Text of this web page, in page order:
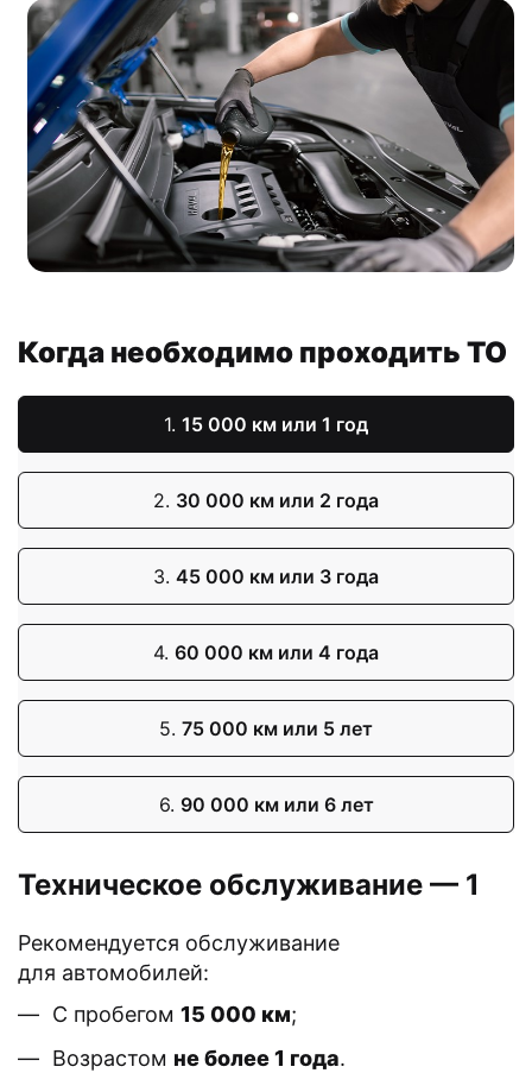
Когда необходимо проходить ТО
1. 15 000 км или 1 год
2. 30 000 км или 2 года
3. 45 000 км или 3 года
4. 60 000 км или 4 года
5. 75 000 км или 5 лет
6. 90 000 км или 6 лет
Техническое обслуживание — 1
Рекомендуется обслуживание
для автомобилей:
С пробегом 15 000 км;
Возрастом не более 1 года.